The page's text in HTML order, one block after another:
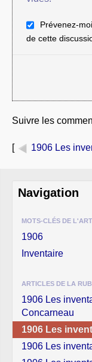
Prévenez-
de cette
Suivre les
[ 1906 Les
Navigation
MOTS-CLÉS DE
1906
Inventaire
ARTICLES DE LA
1906 Les
Concarneau
1906 Les
1906 Les